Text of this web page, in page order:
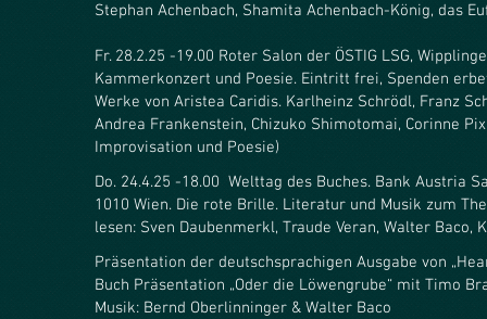
Stephan Achenbach, Shamita Achenbach-König, das
Fr. 28.2.25 -19.00 Roter Salon der ÖSTIG LSG,
Kammerkonzert und Poesie. Eintritt frei, Spenden
Werke von Aristea Caridis. Karlheinz Schrödl, Franz
Andrea Frankenstein, Chizuko Shimotomai, Corinne
Improvisation und Poesie)
Do. 24.4.25 -18.00 Welttag des Buches. Bank Austria
1010 Wien. Die rote Brille. Literatur und Musik zum
lesen: Sven Daubenmerkl, Traude Veran, Walter Baco,
Präsentation der deutschsprachigen Ausgabe von
Buch Präsentation „Oder die Löwengrube“ mit Timo
Musik: Bernd Oberlinninger & Walter Baco